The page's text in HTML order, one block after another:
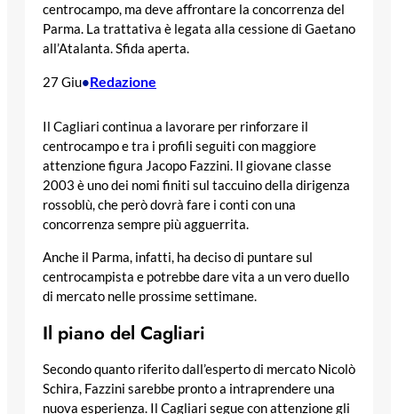
centrocampo, ma deve affrontare la concorrenza del
Parma. La trattativa è legata alla cessione di Gaetano
all’Atalanta. Sfida aperta.
27 Giu•Redazione
Il Cagliari continua a lavorare per rinforzare il
centrocampo e tra i profili seguiti con maggiore
attenzione figura Jacopo Fazzini. Il giovane classe
2003 è uno dei nomi finiti sul taccuino della dirigenza
rossoblù, che però dovrà fare i conti con una
concorrenza sempre più agguerrita.
Anche il Parma, infatti, ha deciso di puntare sul
centrocampista e potrebbe dare vita a un vero duello
di mercato nelle prossime settimane.
Il piano del Cagliari
Secondo quanto riferito dall’esperto di mercato Nicolò
Schira, Fazzini sarebbe pronto a intraprendere una
nuova esperienza. Il Cagliari segue con attenzione gli